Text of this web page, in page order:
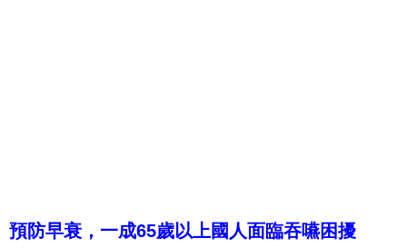
預防早衰，一成65歲以上國人面臨吞嚥困擾